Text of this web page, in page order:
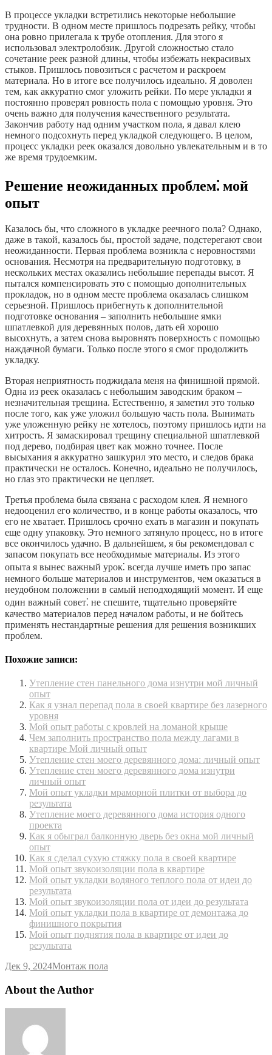
В процессе укладки встретились некоторые небольшие
трудности. В одном месте пришлось подрезать рейку, чтобы
она ровно прилегала к трубе отопления. Для этого я
использовал электролобзик. Другой сложностью стало
сочетание реек разной длины, чтобы избежать некрасивых
стыков. Пришлось повозиться с расчетом и раскроем
материала. Но в итоге все получилось идеально. Я доволен
тем, как аккуратно смог уложить рейки. По мере укладки я
постоянно проверял ровность пола с помощью уровня. Это
очень важно для получения качественного результата.
Закончив работу над одним участком пола, я давал клею
немного подсохнуть перед укладкой следующего. В целом,
процесс укладки реек оказался довольно увлекательным и в то
же время трудоемким.
Решение неожиданных проблем⁚ мой
опыт
Казалось бы, что сложного в укладке реечного пола? Однако,
даже в такой, казалось бы, простой задаче, подстерегают свои
неожиданности. Первая проблема возникла с неровностями
основания. Несмотря на предварительную подготовку, в
нескольких местах оказались небольшие перепады высот. Я
пытался компенсировать это с помощью дополнительных
прокладок, но в одном месте проблема оказалась слишком
серьезной. Пришлось прибегнуть к дополнительной
подготовке основания – заполнить небольшие ямки
шпатлевкой для деревянных полов, дать ей хорошо
высохнуть, а затем снова выровнять поверхность с помощью
наждачной бумаги. Только после этого я смог продолжить
укладку.
Вторая неприятность поджидала меня на финишной прямой.
Одна из реек оказалась с небольшим заводским браком –
незначительная трещина. Естественно, я заметил это только
после того, как уже уложил большую часть пола. Вынимать
уже уложенную рейку не хотелось, поэтому пришлось идти на
хитрость. Я замаскировал трещину специальной шпатлевкой
под дерево, подбирая цвет как можно точнее. После
высыхания я аккуратно зашкурил это место, и следов брака
практически не осталось. Конечно, идеально не получилось,
но глаз это практически не цепляет.
Третья проблема была связана с расходом клея. Я немного
недооценил его количество, и в конце работы оказалось, что
его не хватает. Пришлось срочно ехать в магазин и покупать
еще одну упаковку. Это немного затянуло процесс, но в итоге
все окончилось удачно. В дальнейшем, я бы рекомендовал с
запасом покупать все необходимые материалы. Из этого
опыта я вынес важный урок⁚ всегда лучше иметь про запас
немного больше материалов и инструментов, чем оказаться в
неудобном положении в самый неподходящий момент. И еще
один важный совет⁚ не спешите, тщательно проверяйте
качество материалов перед началом работы, и не бойтесь
применять нестандартные решения для решения возникших
проблем.
Похожие записи:
Утепление стен панельного дома изнутри мой личный
опыт
Как я узнал перепад пола в своей квартире без лазерного
уровня
Мой опыт работы с кровлей на ломаной крыше
Чем заполнить пространство пола между лагами в
квартире Мой личный опыт
Утепление стен моего деревянного дома: личный опыт
Утепление стен моего деревянного дома изнутри
личный опыт
Мой опыт укладки мраморной плитки от выбора до
результата
Утепление моего деревянного дома история одного
проекта
Как я обыграл балконную дверь без окна мой личный
опыт
Как я сделал сухую стяжку пола в своей квартире
Мой опыт звукоизоляции пола в квартире
Мой опыт укладки водяного теплого пола от идеи до
результата
Мой опыт звукоизоляции пола от идеи до результата
Мой опыт укладки пола в квартире от демонтажа до
финишного покрытия
Мой опыт поднятия пола в квартире от идеи до
результата
Дек 9, 2024Монтаж пола
About the Author